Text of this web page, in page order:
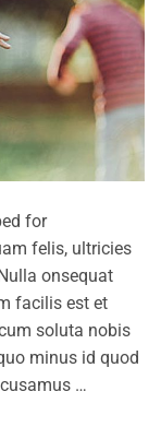
for
felis, ultricies
onsequat
facilis est et
soluta nobis
minus id quod
…